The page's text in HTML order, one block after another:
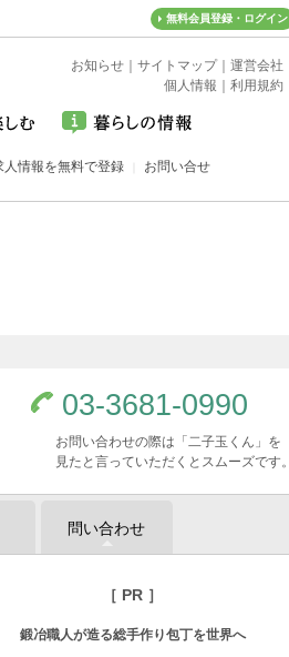
無料会員登録・ログイン
03-3681-0990
お問い合わせの際は「二子玉くん」を
見たと言っていただくとスムーズです。
問い合わせ
［ PR ］
鍛冶職人が造る総手作り包丁を世界へ
お知らせ サイトマップ｜ 運営会社
個人情報
利用規約
人情報を無料で登録 お問い合せ